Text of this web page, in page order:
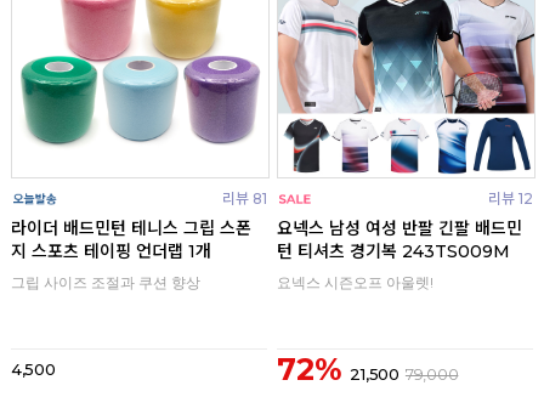
리뷰 81
라이더 배드민턴 테니스 그립 스폰
지 스포츠 테이핑 언더랩 1개
그립 사이즈 조절과 쿠션 향상
4,500
리뷰 12
요넥스 남성 여성 반팔 긴팔 배드민
턴 티셔츠 경기복 243TS009M
요넥스 시즌오프 아울렛!
72% 21,500 79,000